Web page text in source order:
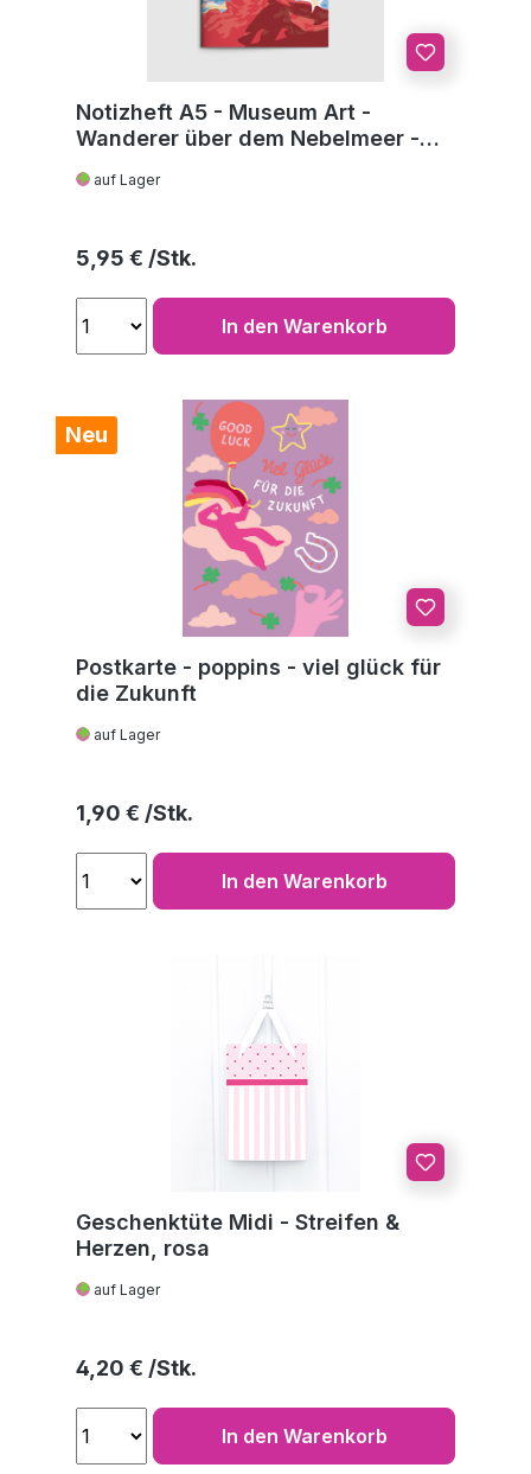
Notizheft A5 - Museum Art -
Wanderer über dem Nebelmeer -
auf Lager
Regulärer Preis:
5,95 €
In den Warenkorb
Neu
Postkarte - poppins - viel glück für
die Zukunft
auf Lager
Regulärer Preis:
1,90 €
In den Warenkorb
Geschenktüte Midi - Streifen &
Herzen, rosa
auf Lager
Regulärer Preis:
4,20 €
In den Warenkorb